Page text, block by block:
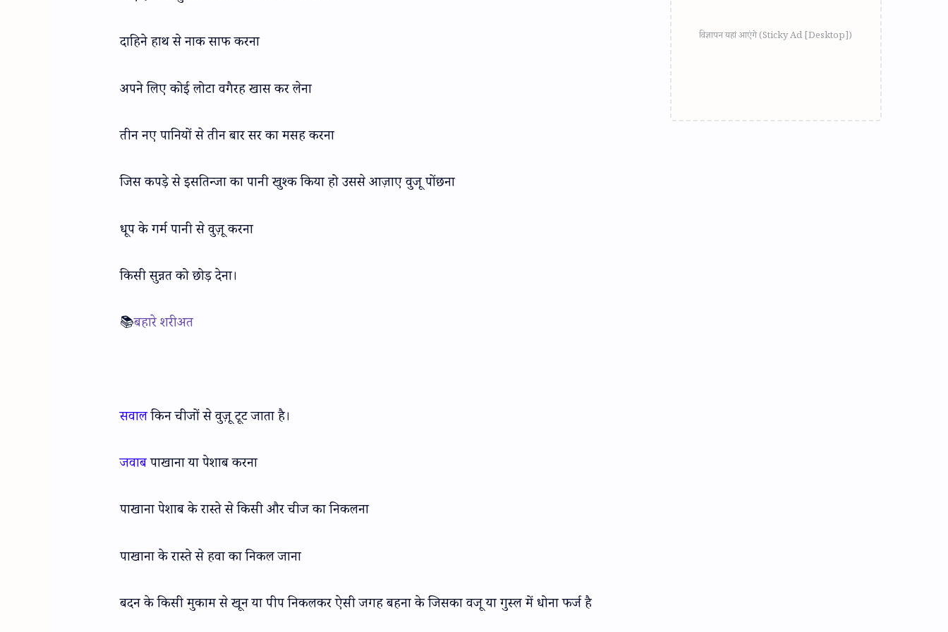
दाहिने हाथ से नाक साफ करना
अपने लिए कोई लोटा वगैरह खास कर लेना
तीन नए पानियों से तीन बार सर का मसह करना
जिस कपड़े से इसतिन्जा का पानी खुश्क किया हो उससे आज़ाए वुजू पोंछना
धूप के गर्म पानी से वुज़ू करना
किसी सुन्नत को छोड़ देना।
📚बहारे शरीअत
सवालकिन चीजों से वुज़ू टूट जाता है।
जवाबपाखाना या पेशाब करना
पाखाना पेशाब के रास्ते से किसी और चीज का निकलना
पाखाना के रास्ते से हवा का निकल जाना
बदन के किसी मुकाम से खून या पीप निकलकर ऐसी जगह बहना के जिसका वजू या गुस्ल में धोना फर्ज है